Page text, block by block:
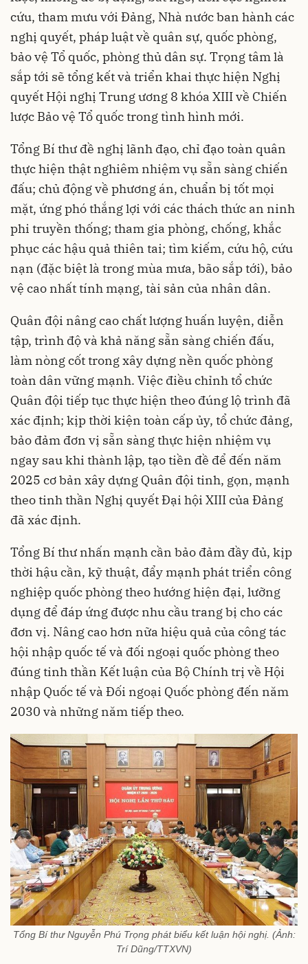
cứu, tham mưu với Đảng, Nhà nước ban hành các
nghị quyết, pháp luật về quân sự, quốc phòng,
bảo vệ Tổ quốc, phòng thủ dân sự. Trọng tâm là
sắp tới sẽ tổng kết và triển khai thực hiện Nghị
quyết Hội nghị Trung ương 8 khóa XIII về Chiến
lược Bảo vệ Tổ quốc trong tình hình mới.
Tổng Bí thư đề nghị lãnh đạo, chỉ đạo toàn quân
thực hiện thật nghiêm nhiệm vụ sẵn sàng chiến
đấu; chủ động về phương án, chuẩn bị tốt mọi
mặt, ứng phó thắng lợi với các thách thức an ninh
phi truyền thống; tham gia phòng, chống, khắc
phục các hậu quả thiên tai; tìm kiếm, cứu hộ, cứu
nạn (đặc biệt là trong mùa mưa, bão sắp tới), bảo
vệ cao nhất tính mạng, tài sản của nhân dân.
Quân đội nâng cao chất lượng huấn luyện, diễn
tập, trình độ và khả năng sẵn sàng chiến đấu,
làm nòng cốt trong xây dựng nền quốc phòng
toàn dân vững mạnh. Việc điều chỉnh tổ chức
Quân đội tiếp tục thực hiện theo đúng lộ trình đã
xác định; kịp thời kiện toàn cấp ủy, tổ chức đảng,
bảo đảm đơn vị sẵn sàng thực hiện nhiệm vụ
ngay sau khi thành lập, tạo tiền đề để đến năm
2025 cơ bản xây dựng Quân đội tinh, gọn, mạnh
theo tinh thần Nghị quyết Đại hội XIII của Đảng
đã xác định.
Tổng Bí thư nhấn mạnh cần bảo đảm đầy đủ, kịp
thời hậu cần, kỹ thuật, đẩy mạnh phát triển công
nghiệp quốc phòng theo hướng hiện đại, lưỡng
dụng để đáp ứng được nhu cầu trang bị cho các
đơn vị. Nâng cao hơn nữa hiệu quả của công tác
hội nhập quốc tế và đối ngoại quốc phòng theo
đúng tinh thần Kết luận của Bộ Chính trị về Hội
nhập Quốc tế và Đối ngoại Quốc phòng đến năm
2030 và những năm tiếp theo.
Tổng Bí thư Nguyễn Phú Trọng phát biểu kết luận hội nghị. (Ảnh:
Trí Dũng/TTXVN)